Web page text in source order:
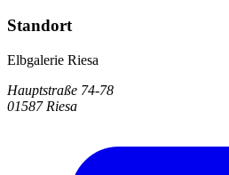
Standort
Elbgalerie Riesa
Hauptstraße 74-78
01587 Riesa